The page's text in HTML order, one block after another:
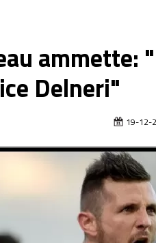
ammette:
Delneri"
19-12-